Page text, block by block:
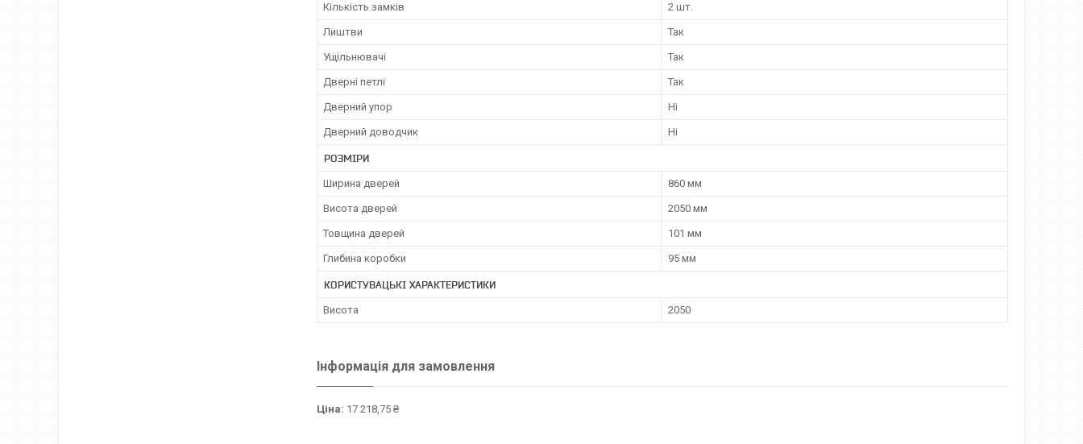
Кількість замків 2 шт.
Лиштви Так
Ущільнювачі Так
Дверні петлі Так
Дверний упор Ні
Дверний доводчик Ні
РОЗМІРИ
Ширина дверей 860 мм
Висота дверей 2050 мм
Товщина дверей 101 мм
Глибина коробки 95 мм
КОРИСТУВАЦЬКІ ХАРАКТЕРИСТИКИ
Висота 2050
Інформація для замовлення
Ціна: 17 218,75 ₴